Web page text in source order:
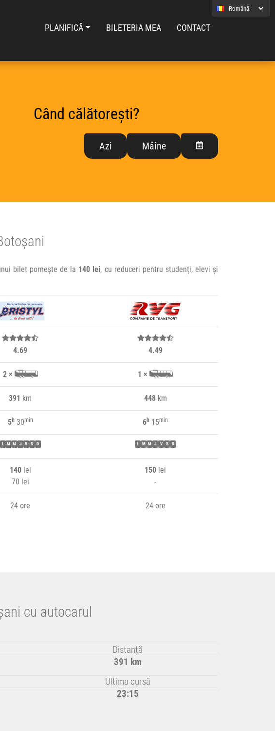
PLANIFICĂ BILETERIA MEA CONTACT
Când călătorești?
Azi Mâine
bilet pornește de la 140 lei, cu reduceri pentru studenți, elevi și
4.69 4.49
2 × 1 ×
391 km 448km
5h30min 6h 15min
M M J V S D M M J V S D
140lei
70 lei
150 lei
-
24 ore 24 ore
cu autocarul
Distanță
391 km
Ultima cursă
23:15